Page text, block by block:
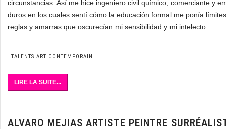
circunstancias. Así me hice ingeniero civil químico, comerciante y
duros en los cuales sentí cómo la educación formal me ponía
reglas y amarras que oscurecían mi sensibilidad y mi intelecto.
TALENTS ART CONTEMPORAIN
LIRE LA SUITE...
ALVARO MEJIAS ARTISTE PEINTRE